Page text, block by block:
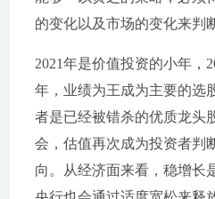
的变化以及市场的变化来判
2021年是价值投资的小年，
年，业绩为王成为主要的选
者是已经被错杀的优质龙头
会，估值再次成为投资者判
向。从经济面来看，稳增长